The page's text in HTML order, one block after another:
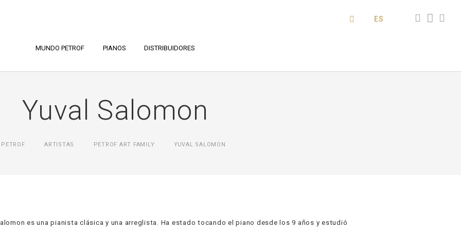
MUNDO PETROF PIANOS DISTRIBUIDORES
ES
Yuval Salomon
PETROF ARTISTAS PETROF ART FAMILY YUVAL SALOMON
es una pianista clásica y una arreglista. Ha estado tocando el piano desde los 9 años y estudió